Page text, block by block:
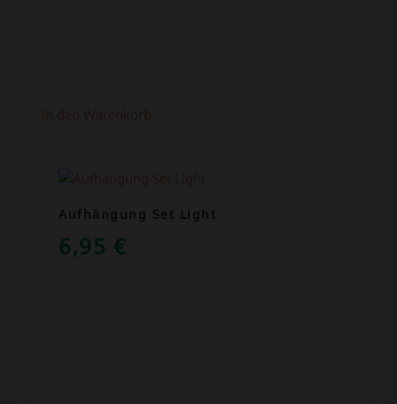
Aufhängung Set Light
6,95 €